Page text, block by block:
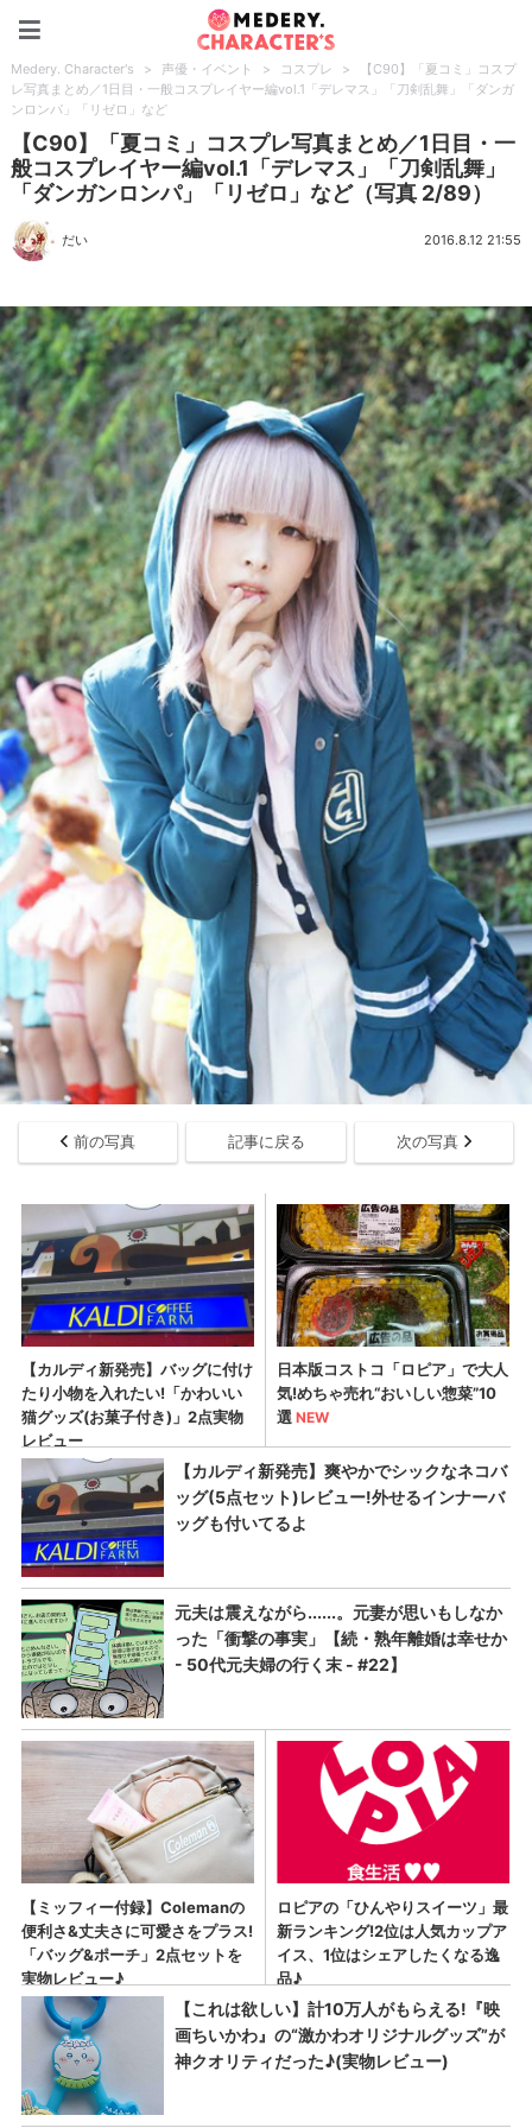
Medery. Character's > 声優・イベント > コスプレ >
【C90】「夏コミ」コスプ
レ写真まとめ／1日目・一般コスプレイヤー編vol.1「デレマス」「刀剣乱舞」「ダンガ
ンロンパ」「リゼロ」など
【C90】「夏コミ」コスプレ写真まとめ／1日目・一
般コスプレイヤー編vol.1「デレマス」「刀剣乱舞」
「ダンガンロンパ」「リゼロ」など（写真 2/89）
だい 2016.8.12 21:55
前の写真 記事に戻る 次の写真